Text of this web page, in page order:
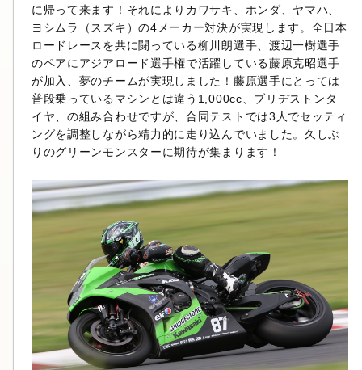
に帰って来ます！それによりカワサキ、ホンダ、ヤマハ、
ヨシムラ（スズキ）の4メーカー対決が実現します。全日本
ロードレースを共に闘っている柳川朗選手、渡辺一樹選手
のペアにアジアロード選手権で活躍している藤原克昭選手
が加入、夢のチームが実現しました！藤原選手にとっては
普段乗っているマシンとは違う1,000cc、ブリヂストンタ
イヤ、の組み合わせですが、合同テストでは3人でセッティ
ングを調整しながら精力的に走り込んでいました。久しぶ
りのグリーンモンスターに期待が集まります！